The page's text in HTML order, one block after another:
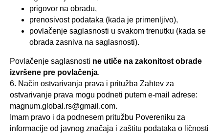
prigovor na obradu,
prenosivost podataka (kada je primenljivo),
povlačenje saglasnosti u svakom trenutku (kada se
obrada zasniva na saglasnosti).
Povlačenje saglasnosti ne utiče na zakonitost obrade
izvršene pre povlačenja.
6. Način ostvarivanja prava i pritužba Zahtev za
ostvarivanje prava mogu podneti putem e-mail adrese:
magnum.global.rs@gmail.com.
Imam pravo i da podnesem pritužbu Povereniku za
informacije od javnog značaja i zaštitu podataka o ličnosti